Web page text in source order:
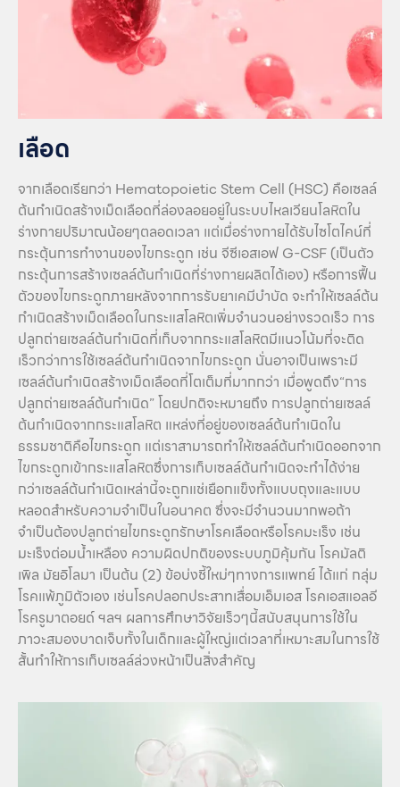
เลือด
จากเลือดเรียกว่า Hematopoietic Stem Cell (HSC) คือเซลล์
ต้นกำเนิดสร้างเม็ดเลือดที่ล่องลอยอยู่ในระบบไหลเวียนโลหิตใน
ร่างกายปริมาณน้อยๆตลอดเวลา แต่เมื่อร่างกายได้รับไซโตไคน์ที่
กระตุ้นการทำงานของไขกระดูก เช่น จีซีเอสเอฟ G-CSF (เป็นตัว
กระตุ้นการสร้างเซลล์ต้นกำเนิดที่ร่างกายผลิตได้เอง) หรือการฟื้น
ตัวของไขกระดูกภายหลังจากการรับยาเคมีบำบัด จะทำให้เซลล์ต้น
กำเนิดสร้างเม็ดเลือดในกระแสโลหิตเพิ่มจำนวนอย่างรวดเร็ว การ
ปลูกถ่ายเซลล์ต้นกำเนิดที่เก็บจากกระแสโลหิตมีแนวโน้มที่จะติด
เร็วกว่าการใช้เซลล์ต้นกำเนิดจากไขกระดูก นั่นอาจเป็นเพราะมี
เซลล์ต้นกำเนิดสร้างเม็ดเลือดที่โตเต็มที่มากกว่า เมื่อพูดถึง“การ
ปลูกถ่ายเซลล์ต้นกำเนิด” โดยปกติจะหมายถึง การปลูกถ่ายเซลล์
ต้นกำเนิดจากกระแสโลหิต แหล่งที่อยู่ของเซลล์ต้นกำเนิดใน
ธรรมชาติคือไขกระดูก แต่เราสามารถทำให้เซลล์ต้นกำเนิดออกจาก
ไขกระดูกเข้ากระแสโลหิตซึ่งการเก็บเซลล์ต้นกำเนิดจะทำได้ง่าย
กว่าเซลล์ต้นกำเนิดเหล่านี้จะถูกแช่เยือกแข็งทั้งแบบถุงและแบบ
หลอดสำหรับความจำเป็นในอนาคต ซึ่งจะมีจำนวนมากพอถ้า
จำเป็นต้องปลูกถ่ายไขกระดูกรักษาโรคเลือดหรือโรคมะเร็ง เช่น
มะเร็งต่อมน้ำเหลือง ความผิดปกติของระบบภูมิคุ้มกัน โรคมัลติ
เพิล มัยอิโลมา เป็นต้น (2) ข้อบ่งชี้ใหม่ๆทางการแพทย์ ได้แก่ กลุ่ม
โรคแพ้ภูมิตัวเอง เช่นโรคปลอกประสาทเสื่อมเอ็มเอส โรคเอสแอลอี
โรครูมาตอยด์ ฯลฯ ผลการศึกษาวิจัยเร็วๆนี้สนับสนุนการใช้ใน
ภาวะสมองบาดเจ็บทั้งในเด็กและผู้ใหญ่แต่เวลาที่เหมาะสมในการใช้
สั้นทำให้การเก็บเซลล์ล่วงหน้าเป็นสิ่งสำคัญ